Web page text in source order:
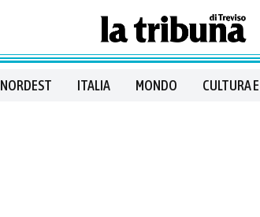
NORDEST ITALIA MONDO CULTURA